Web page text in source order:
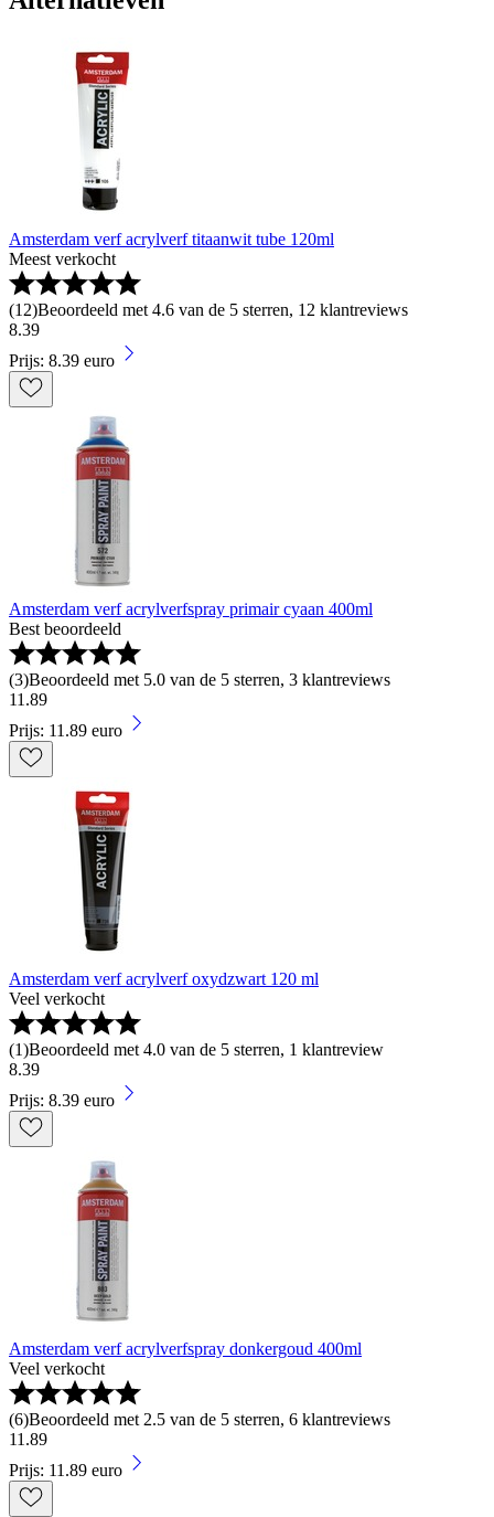
Amsterdam verf acrylverf titaanwit tube 120ml
Meest verkocht
(12)Beoordeeld met 4.6 van de 5 sterren, 12 klantreviews
8.39
Prijs: 8.39 euro
Amsterdam verf acrylverfspray primair cyaan 400ml
Best beoordeeld
(3)Beoordeeld met 5.0 van de 5 sterren, 3 klantreviews
11 .89
Prijs: 11.89 euro
Amsterdam verf acrylverf oxydzwart 120 ml
Veel verkocht
(1)Beoordeeld met 4.0 van de 5 sterren, 1 klantreview
8.39
Prijs: 8.39 euro
Amsterdam verf acrylverfspray donkergoud 400ml
Veel verkocht
(6)Beoordeeld met 2.5 van de 5 sterren, 6 klantreviews
11 .89
Prijs: 11.89 euro